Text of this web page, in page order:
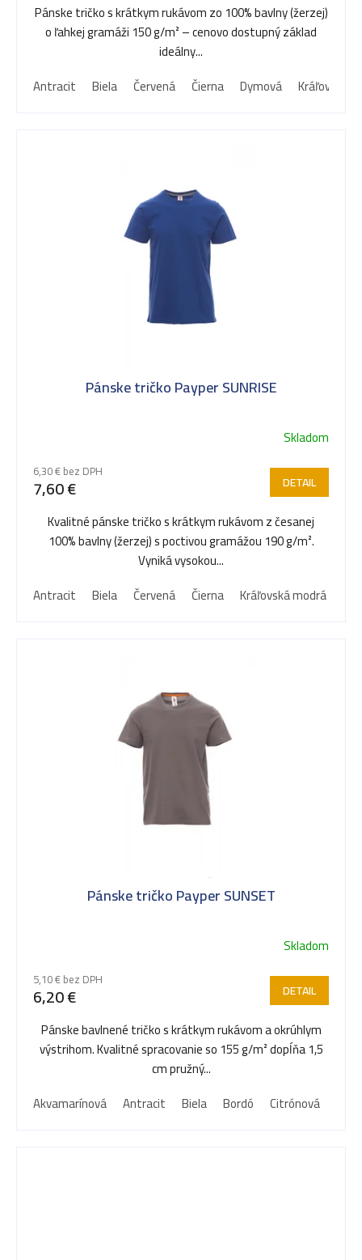
Pánske tričko s krátkym rukávom zo 100% bavlny (žerzej)
o ľahkej gramáži 150 g/m² – cenovo dostupný základ
ideálny...
Antracit
Biela Červená Čierna Dymová Kráľovská
Pánske tričko Payper SUNRISE
Skladom
6,30 € bez DPH
7,60 € DETAIL
Kvalitné pánske tričko s krátkym rukávom z česanej
100% bavlny (žerzej) s poctivou gramážou 190 g/m².
Vyniká vysokou...
Antracit
Biela Červená Čierna Kráľovská modrá
Pánske tričko Payper SUNSET
Skladom
5,10 € bez DPH
6,20 € DETAIL
Pánske bavlnené tričko s krátkym rukávom a okrúhlym
výstrihom. Kvalitné spracovanie so 155 g/m² dopĺňa 1,5
cm pružný...
Akvamarínová
Antracit Biela Bordó Citrónová